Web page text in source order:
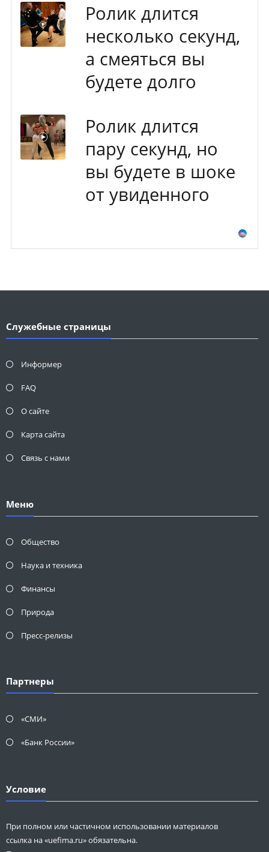
Ролик длится
несколько секунд,
а смеяться вы
будете долго
Ролик длится
пару секунд, но
вы будете в шоке
от увиденного
Служебные страницы
Информер
FAQ
О сайте
Карта сайта
Связь с нами
Меню
Общество
Наука и техника
Финансы
Природа
Пресс-релизы
Партнеры
«СМИ»
«Банк России»
Условие
При полном или частичном использовании материалов
ссылка на «uefima.ru» обязательна.